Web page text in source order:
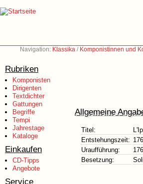
Navigation: Klassika / Komponistinnen und
Rubriken
Komponisten
Dirigenten
Textdichter
Gattungen
Begriffe
Tempi
Jahrestage
Kataloge
Einkaufen
CD-Tipps
Angebote
Service
Allgemeine
Titel:
Entstehungszeit:
Uraufführung:
Besetzung: